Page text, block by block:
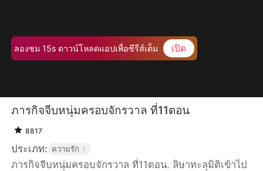
ลองชม 15s ดาวน์โหลดแอปเพื่อซีรีส์เต็ม เปิด
ภารกิจจีบหนุ่มครอบจักรวาล ที่11ตอน
8817
ประเภท: ความรัก
ภารกิจจีบหนุ่มครอบจักรวาล ที่11ตอน. ลิษาทะลุมิติเข้าไป